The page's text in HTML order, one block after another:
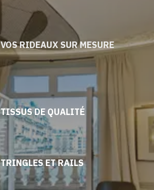
VOS RIDEAUX SUR MESURE
TISSUS DE QUALITÉ
TRINGLES ET RAILS